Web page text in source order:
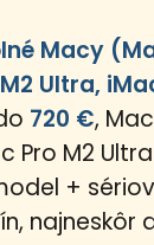
Macy
Ultra,
720 €,
Pro M2
+
najneskôr